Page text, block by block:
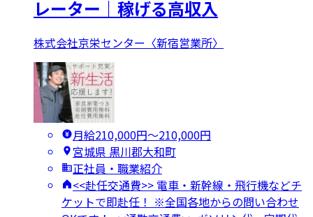
レーター｜稼げる高収入
株式会社京栄センター〈新宿営業所〉
月給210,000円〜210,000円
宮城県 黒川郡大和町
正社員・職業紹介
<<赴任交通費>> 電車・新幹線・飛行機などチ
ケットで即赴任！ ※全国各地からの問い合わせ